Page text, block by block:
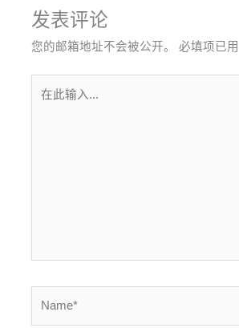
发表评论
您的邮箱地址不会被公开。 必填项已